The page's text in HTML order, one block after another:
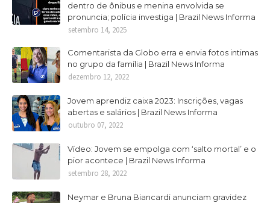
dentro de ônibus e menina envolvida se
pronuncia; polícia investiga | Brazil News Informa
setembro 14, 2025
Comentarista da Globo erra e envia fotos intimas
no grupo da família | Brazil News Informa
dezembro 12, 2022
Jovem aprendiz caixa 2023: Inscrições, vagas
abertas e salários | Brazil News Informa
outubro 07, 2022
Vídeo: Jovem se empolga com ‘salto mortal’ e o
pior acontece | Brazil News Informa
setembro 28, 2022
Neymar e Bruna Biancardi anunciam gravidez